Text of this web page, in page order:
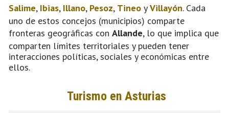
Salime, Ibias, Illano, Pesoz, Tineo yVillayón. Cada
uno de estos concejos (municipios) comparte
fronteras geográficas con Allande, lo que implica que
comparten límites territoriales y pueden tener
interacciones políticas, sociales y económicas entre
ellos.